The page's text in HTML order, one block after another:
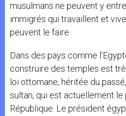
musulmans ne peuvent y
immigrés qui travaillent et
peuvent le faire.
Dans des pays comme
construire des temples est
loi ottomane, héritée du
sultan, qui est actuellement le
République. Le président